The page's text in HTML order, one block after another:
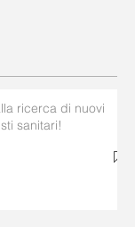
ricerca di nuovi
sanitari!